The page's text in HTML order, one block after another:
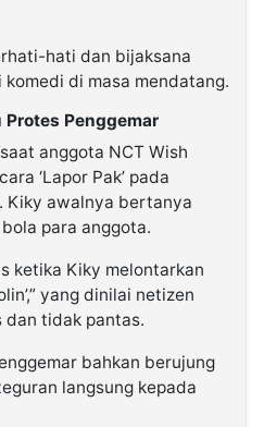
hati dan bijaksana
di masa mendatang.
Penggemar
anggota NCT Wish
‘Lapor Pak’ pada
Kiky awalnya bertanya
para anggota.
ketika Kiky melontarkan
yang dinilai netizen
dan tidak pantas.
bahkan berujung
langsung kepada